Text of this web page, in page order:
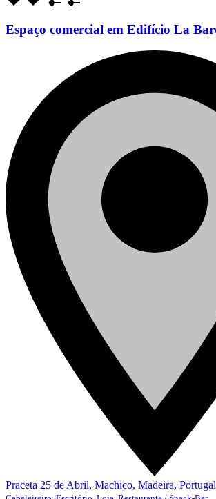
Espaço comercial em Edifício La
Praceta 25 de Abril, Machico, Madeira, Portugal